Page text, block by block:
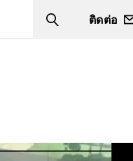
Search
ติดต่อ